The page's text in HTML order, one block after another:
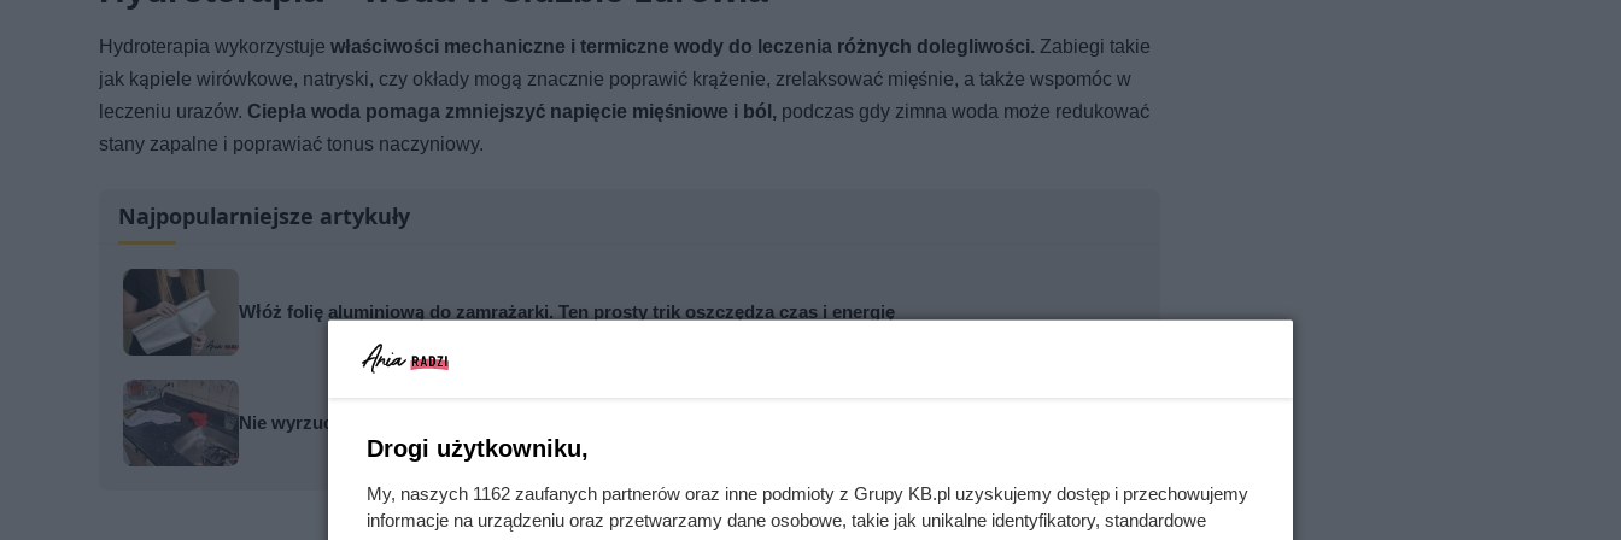
Hydroterapia wykorzystuje właściwości mechaniczne i termiczne wody do leczenia różnych dolegliwości. Zabiegi takie
jak kąpiele wirówkowe, natryski, czy okłady mogą znacznie poprawić krążenie, zrelaksować mięśnie, a także wspomóc w
leczeniu urazów. Ciepła woda pomaga zmniejszyć napięcie mięśniowe i ból, podczas gdy zimna woda może redukować
stany zapalne i poprawiać tonus naczyniowy.
Najpopularniejsze artykuły
Włóż folię aluminiową do zamrażarki. Ten prosty trik oszczędza czas i energię
Nie wyrzucaj starych ściereczek z kuchni! Ten domowy trik pomaga pozbyć się plam i zapachu
Drogi użytkowniku,
My, naszych 1162 zaufanych partnerów oraz inne podmioty z Grupy KB.pl uzyskujemy dostęp i przechowujemy
informacje na urządzeniu oraz przetwarzamy dane osobowe, takie jak unikalne identyfikatory, standardowe